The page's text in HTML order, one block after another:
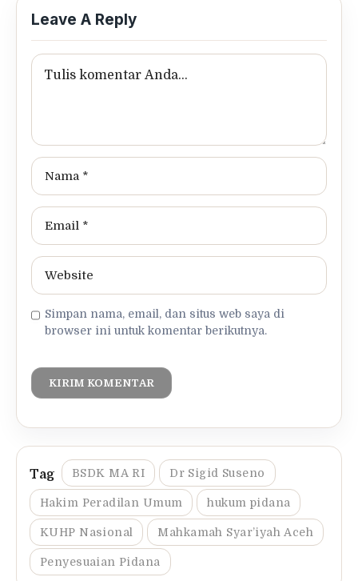
Leave A Reply
Simpan nama, email, dan situs web saya di
browser ini untuk komentar berikutnya.
BSDK MA RI Dr Sigid Suseno
Hakim Peradilan Umum hukum pidana
KUHP Nasional Mahkamah Syar’iyah Aceh
Penyesuaian Pidana